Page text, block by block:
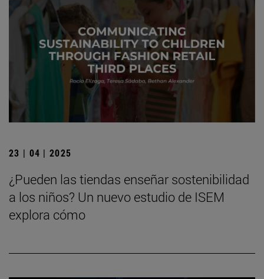
23 | 04 | 2025
¿Pueden las tiendas enseñar sostenibilidad
a los niños? Un nuevo estudio de ISEM
explora cómo